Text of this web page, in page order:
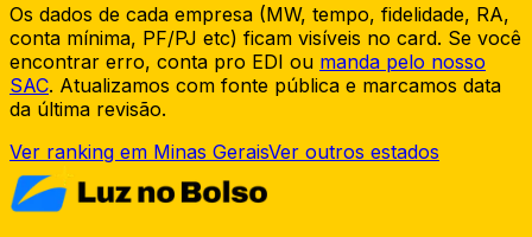
Os dados de cada empresa (MW, tempo, fidelidade, RA,
conta mínima, PF/PJ etc) ficam visíveis no card. Se você
encontrar erro, conta pro EDI ou manda pelo nosso
SAC. Atualizamos com fonte pública e marcamos data
da última revisão.
Ver ranking em Minas GeraisVer outros estados